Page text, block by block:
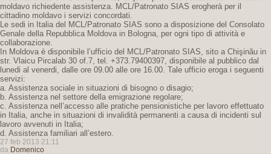
moldavo richiedente assistenza. MCL/Patronato SIAS erogherà per il
cittadino moldavo i servizi concordati.
Le sedi in Italia del MCL/Patronato SIAS sono a disposizione del Consolato
Genale della Repubblica Moldova in Bologna, per ogni tipo di attività e
collaborazione.
In Moldova è disponibile l’ufficio del MCL/Patronato SIAS, sito a Chişinău in
str. Vlaicu Pircalab 30 of.7, tel. +373.79400397, disponibile al pubblico dal
lunedi al venerdi, dalle ore 09.00 alle ore 16.00. Tale ufficio eroga i seguenti
servizi:
a. Assistenza sociale in situazioni di bisogno o disagio;
b. Assistenza nel settore della emigrazione regolare;
c. Assistenza nell’accesso alle pratiche pensionistiche per lavoro effettuato
in Italia, anche in situazioni di invalidità permanenti a causa di incidenti sul
lavoro avvenuti in Italia;
d. Assistenza familiari all’estero.
27 feb 2013 21:11
da Domenico